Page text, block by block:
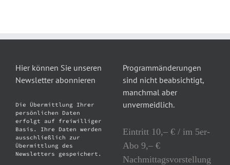
Hier können Sie unseren
Newsletter abonnieren
Die Übermittlung Ihrer
persönlichen Daten
erfolgt auf freiwilliger
Basis. Ihre Daten werden
ausschließlich zur
Übermittlung des
Newsletters gespeichert.
Programmänderungen
sind nicht beabsichtigt,
manchmal aber
unvermeidlich.
Eintritt 10,– € / im 5er-
Abo 9,– €
Nachmittagsvorstellung